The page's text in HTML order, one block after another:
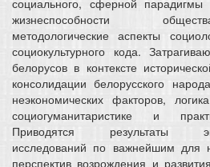
социального, сферной
жизнеспособности
методологические аспекты
социокультурного кода.
белорусов в контексте
консолидации белорусского
неэкономических факторов,
социогуманитаристике и
Приводятся результаты
исследований по важнейшим для
перспектив возрождения и